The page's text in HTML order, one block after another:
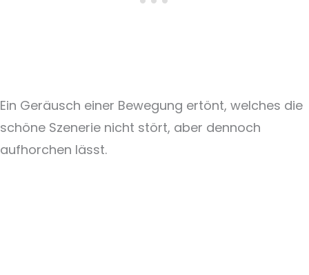
Ein Geräusch einer Bewegung ertönt, welches die
schöne Szenerie nicht stört, aber dennoch
aufhorchen lässt.